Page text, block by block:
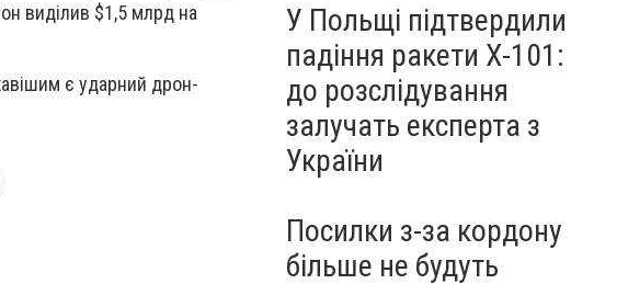
виділив $1,5 млрд на
є ударний дрон-
У Польщі підтвердили
падіння ракети Х-101:
до розслідування
залучать експерта з
України
Посилки з-за кордону
більше не будуть